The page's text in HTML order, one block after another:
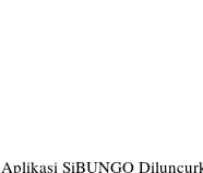
Aplikasi SiBUNGO